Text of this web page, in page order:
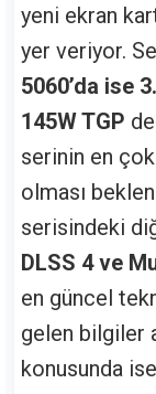
yeni ekran
yer veriyor.
5060’da ise
145W TGP
serinin en
olması
serisindeki
DLSS 4 ve
en güncel
gelen bilgiler
konusunda ise